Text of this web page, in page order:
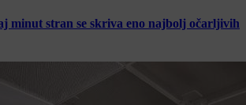
minut stran se skriva eno najbolj očarljivih